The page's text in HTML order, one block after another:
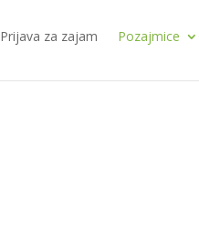
Prijava za zajam Pozajmice